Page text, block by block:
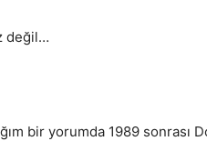
değil…
bir yorumda 1989 sonrası